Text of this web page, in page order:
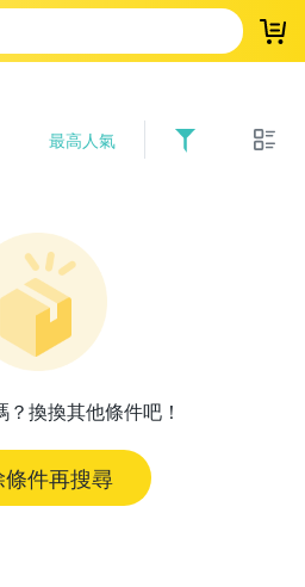
登
最高人氣
換換其他條件吧！
件再搜尋